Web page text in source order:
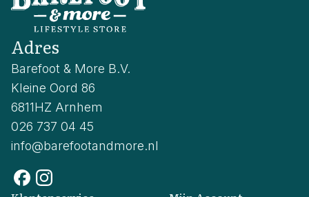
Adres
Barefoot & More B.V.
Kleine Oord 86
6811HZ Arnhem
026 737 04 45
info@barefootandmore.nl